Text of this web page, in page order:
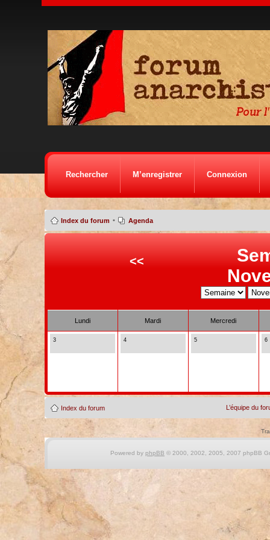
Rechercher M’enregistrer Connexion
Index du forum • Agenda
<<
Lundi Mardi Mercredi
3 4 5 6
Index du forum L’équipe du
Powered by phpBB © 2000, 2002, 2005, 2007 phpBB